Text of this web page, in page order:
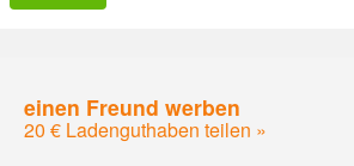
einen Freund werben
20 € Ladenguthaben teilen »